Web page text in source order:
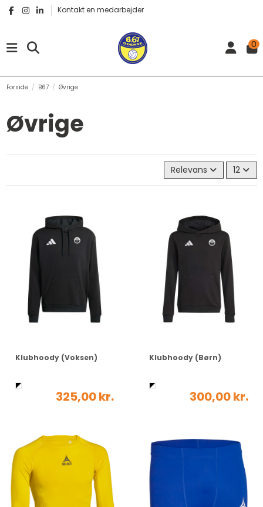
Kontakt en medarbejder
0
Forside B67 Øvrige
Øvrige
Relevans 12
Klubhoody (Voksen)
325,00 kr.
Klubhoody (Børn)
300,00 kr.